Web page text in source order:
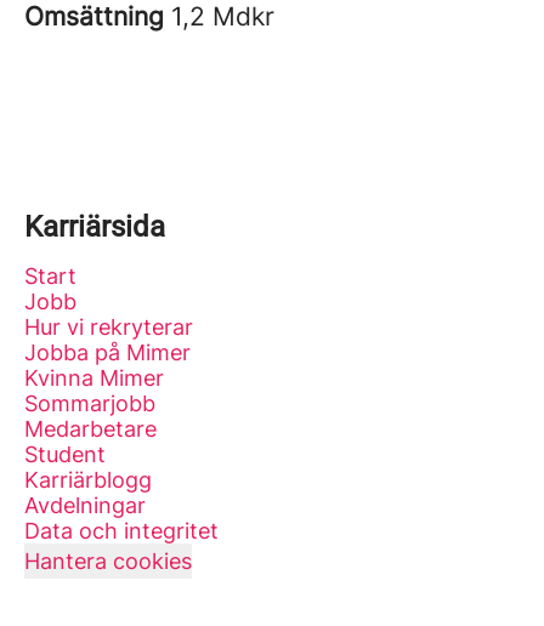
Omsättning 1,2 Mdkr
Karriärsida
Start
Jobb
Hur vi rekryterar
Jobba på Mimer
Kvinna Mimer
Sommarjobb
Medarbetare
Student
Karriärblogg
Avdelningar
Data och integritet
Hantera cookies